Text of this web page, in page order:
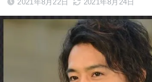
2021年8月22日 2021年8月24日